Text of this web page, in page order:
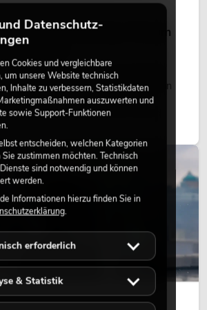
Lichtdesign: Warum
wirkt
Leuchtflächen und farbige
aktuelle Lichtdesigns auf Bühnen, in
Retro-Licht ist dabei kein rein
sondern ein bewusst eingesetztes
schafft Atmosphäre, gibt Szenen
technische LED-Setups emotionaler
Datenschutz-
Cookies und vergleichbare
um unsere Website technisch
Inhalte zu verbessern, Statistikdaten
auszuwerten und
sowie Support-Funktionen
entscheiden, welchen Kategorien
zustimmen möchten. Technisch
sind notwendig und können
werden.
Informationen hierzu finden Sie in
.
erforderlich
& Statistik